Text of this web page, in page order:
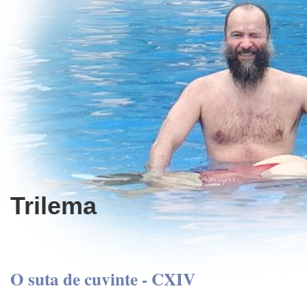
Trilema
O suta de cuvinte - CXIV